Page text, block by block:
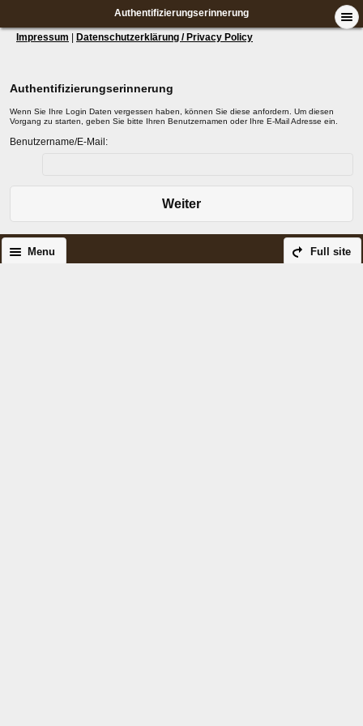
Authentifizierungserinnerung
Impressum Datenschutzerklärung / Privacy Policy
Authentifizierungserinnerung
Wenn Sie Ihre Login Daten vergessen haben, können Sie diese anfordern. Um diesen
Vorgang zu starten, geben Sie bitte Ihren Benutzernamen oder Ihre E-Mail Adresse ein.
Benutzername/E-Mail:
Weiter
Full site
Menu